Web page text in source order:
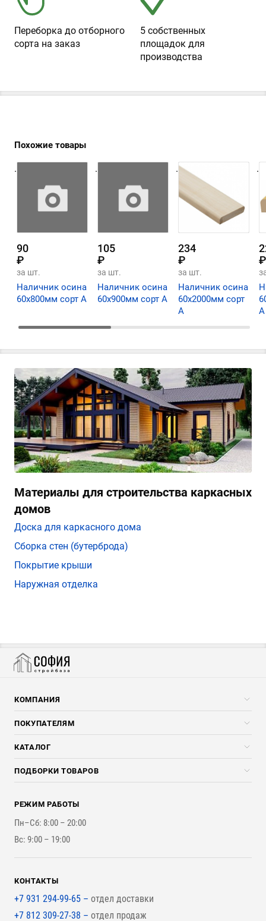
Переборка до отборного
сорта на заказ
5 собственных
площадок для
производства
Похожие товары
.
90
₽
за шт.
Наличник осина
60х800мм сорт А
.
105
₽
за шт.
Наличник осина
60х900мм сорт А
.
234
₽
за шт.
Наличник осина
60х2000мм сорт
А
.
₽
А
Материалы для строительства каркасных
домов
Доска для каркасного дома
Сборка стен (бутерброда)
Покрытие крыши
Наружная отделка
КОМПАНИЯ
Компания
Услуги
ПОКУПАТЕЛЯМ
Скидки стройкомпаниям
Доставка и разгрузка
Оплата и Возврат
Наши работы
КАТАЛОГ
Погонажные изделия
Брикеты, Дрова, Стружка
Стройматериалы
Инструменты
ПОДБОРКИ ТОВАРОВ
Для бутерброда стены
Для наружной отделки
Для покрытия крыши
РЕЖИМ РАБОТЫ
Пн–Сб: 8:00 – 20:00
Вс: 9:00 – 19:00
КОНТАКТЫ
+7 931 294-99-65 – отдел доставки
+7 812 309-27-38 – отдел продаж